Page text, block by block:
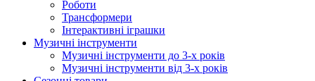
Роботи
Трансформери
Інтерактивні іграшки
Музичні інструменти
Музичні інструменти до 3-х років
Музичні інструменти від 3-х років